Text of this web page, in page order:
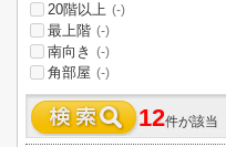
20階以上 (-)
最上階 (-)
南向き (-)
角部屋 (-)
12件が該当